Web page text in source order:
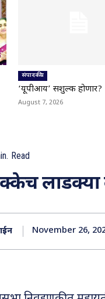
संपादकीय
‘यूपीआय’ सशुल्क होणार?
August 7, 2026